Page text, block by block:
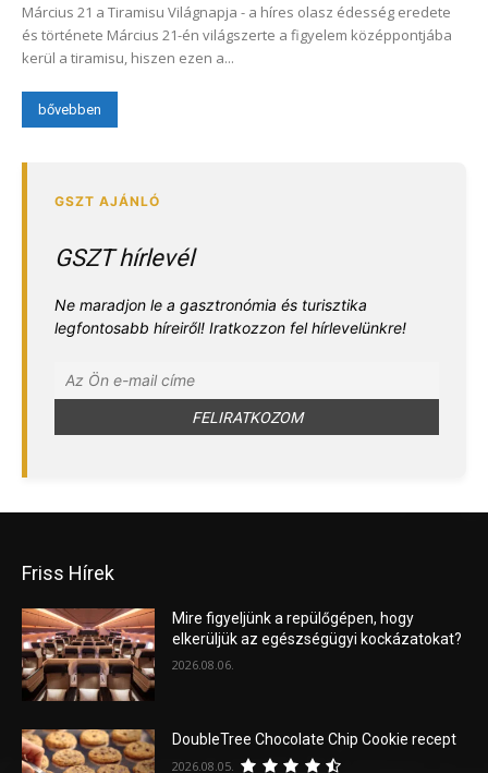
Március 21 a Tiramisu Világnapja - a híres olasz édesség eredete
és története Március 21-én világszerte a figyelem középpontjába
kerül a tiramisu, hiszen ezen a...
bővebben
GSZT hírlevél
Ne maradjon le a gasztronómia és turisztika
legfontosabb híreiről! Iratkozzon fel hírlevelünkre!
Friss Hírek
Mire figyeljünk a repülőgépen, hogy
elkerüljük az egészségügyi kockázatokat?
2026.08.06.
DoubleTree Chocolate Chip Cookie recept
2026.08.05.